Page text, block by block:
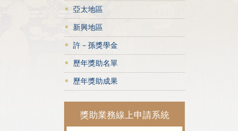
亞太地區
新興地區
許－孫獎學金
歷年獎助名單
歷年獎助成果
獎助業務線上申請系統